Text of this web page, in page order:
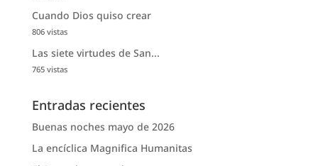
Cuando Dios quiso crear
806 vistas
Las siete virtudes de San...
765 vistas
Entradas recientes
Buenas noches mayo de 2026
La encíclica Magnifica Humanitas